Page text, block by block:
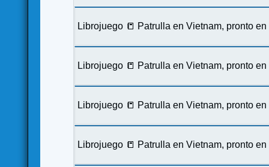
Librojuego 📒 Patrulla en Vietnam, pronto en
Librojuego 📒 Patrulla en Vietnam, pronto en
Librojuego 📒 Patrulla en Vietnam, pronto en
Librojuego 📒 Patrulla en Vietnam, pronto en